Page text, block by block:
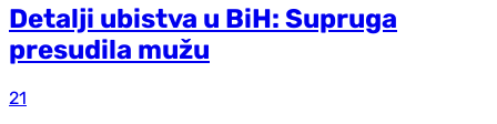
Detalji ubistva u BiH: Supruga
presudila mužu
21